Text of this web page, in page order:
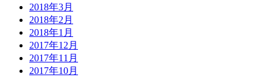
2018年3月
2018年2月
2018年1月
2017年12月
2017年11月
2017年10月